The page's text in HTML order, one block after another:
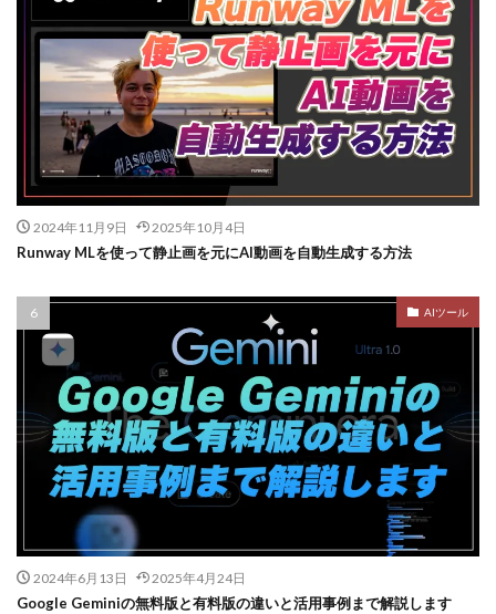
2024年11月9日 2025年10月4日
Runway MLを使って静止画を元にAI動画を自動生成する方法
AIツール
2024年6月13日 2025年4月24日
Google Geminiの無料版と有料版の違いと活用事例まで解説します